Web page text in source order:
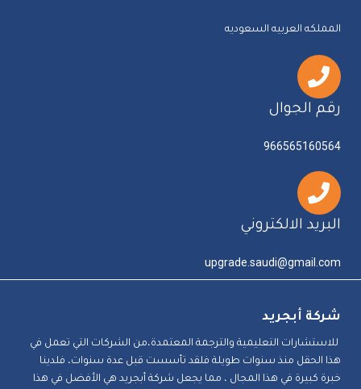
المملكه العربيه السعوديه
رقم الجوال
966565160564
البريد الالكتروني
upgrade.saudi@gmail.com
شركة أبجريد
للاستشارات التعليمية والترجمة المعتمدة،من الشركات التي تعمل في
هذا الحقل منذ سنوات طويلة فلقد تأسست قبل عدة سنوات، فلدينا
خبرة كبيرة في هذا المجال ، مما يجعل شركة أبجريد هي الأفضل في هذا